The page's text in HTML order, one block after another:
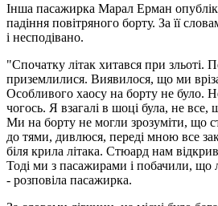
Інша пасажирка Марал Ерман
падіння повітряного борту. За її
і несподівано.
"Спочатку літак хитався при зльоті.
приземлилися. Виявилося, що ми
Особливого хаосу на борту не було.
чогось. Я взагалі в шоці була, не все,
Ми на борту не могли зрозуміти, що
до тями, дивлюся, переді мною все
біля крила літака. Стюард нам
Тоді ми з пасажирами і побачили, що
- розповіла пасажирка.